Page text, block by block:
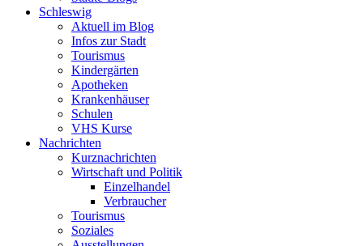
Schleswig
Aktuell im Blog
Infos zur Stadt
Tourismus
Kindergärten
Apotheken
Krankenhäuser
Schulen
VHS Kurse
Nachrichten
Kurznachrichten
Wirtschaft und Politik
Einzelhandel
Verbraucher
Tourismus
Soziales